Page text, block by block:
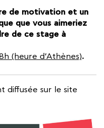
de motivation et un
que vous aimeriez
de ce stage à
(heure d’Athènes).
diffusée sur le site